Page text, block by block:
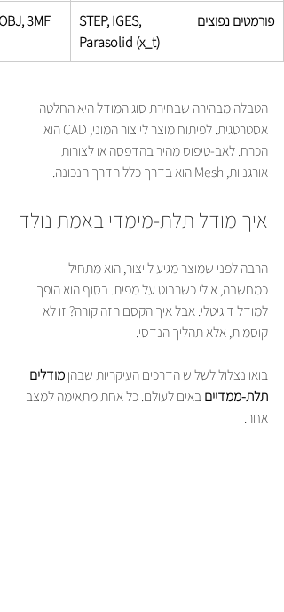
פורמטים נפוצים
STEP, IGES,
Parasolid (x_t)
3MF
הטבלה מבהירה שבחירת סוג המודל היא החלטה
אסטרטגית. לפיתוח מוצר לייצור המוני, CAD הוא
הכרח. לאב-טיפוס מהיר בהדפסה או לצורות
אורגניות, Mesh הוא בדרך כלל הדרך הנכונה.
איך מודל תלת-מימדי באמת נולד
הרבה לפני שמוצר מגיע לייצור, הוא מתחיל
כמחשבה, אולי כשרבוט על מפית. בסוף הוא הופך
למודל דיגיטלי. אבל איך הקסם הזה קורה? זו לא
קוסמות, אלא תהליך הנדסי.
בואו נצלול לשלוש הדרכים העיקריות שבהן מודלים
תלת-ממדיים באים לעולם. כל אחת מתאימה למצב
אחר.